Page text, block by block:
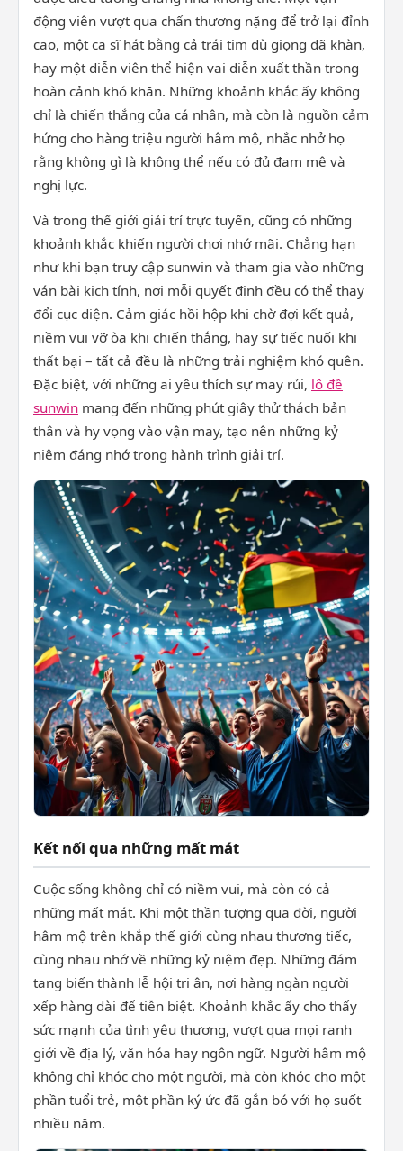
động viên vượt qua chấn thương nặng để trở lại đỉnh
cao, một ca sĩ hát bằng cả trái tim dù giọng đã khàn,
hay một diễn viên thể hiện vai diễn xuất thần trong
hoàn cảnh khó khăn. Những khoảnh khắc ấy không
chỉ là chiến thắng của cá nhân, mà còn là nguồn cảm
hứng cho hàng triệu người hâm mộ, nhắc nhở họ
rằng không gì là không thể nếu có đủ đam mê và
nghị lực.
Và trong thế giới giải trí trực tuyến, cũng có những
khoảnh khắc khiến người chơi nhớ mãi. Chẳng hạn
như khi bạn truy cập sunwin và tham gia vào những
ván bài kịch tính, nơi mỗi quyết định đều có thể thay
đổi cục diện. Cảm giác hồi hộp khi chờ đợi kết quả,
niềm vui vỡ òa khi chiến thắng, hay sự tiếc nuối khi
thất bại – tất cả đều là những trải nghiệm khó quên.
Đặc biệt, với những ai yêu thích sự may rủi, lô đề
sunwin mang đến những phút giây thử thách bản
thân và hy vọng vào vận may, tạo nên những kỷ
niệm đáng nhớ trong hành trình giải trí.
Kết nối qua những mất mát
Cuộc sống không chỉ có niềm vui, mà còn có cả
những mất mát. Khi một thần tượng qua đời, người
hâm mộ trên khắp thế giới cùng nhau thương tiếc,
cùng nhau nhớ về những kỷ niệm đẹp. Những đám
tang biến thành lễ hội tri ân, nơi hàng ngàn người
xếp hàng dài để tiễn biệt. Khoảnh khắc ấy cho thấy
sức mạnh của tình yêu thương, vượt qua mọi ranh
giới về địa lý, văn hóa hay ngôn ngữ. Người hâm mộ
không chỉ khóc cho một người, mà còn khóc cho một
phần tuổi trẻ, một phần ký ức đã gắn bó với họ suốt
nhiều năm.